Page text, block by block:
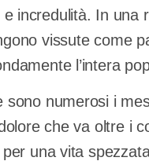
incredulità. In una
vissute come
l’intera
sono numerosi i
che va oltre i
una vita